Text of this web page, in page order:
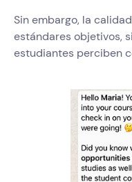
Sin embargo, la
estándares objetivos,
estudiantes perciben